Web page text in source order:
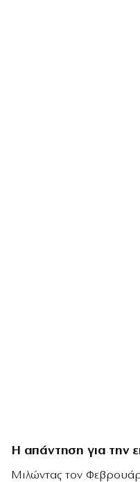
Η απάντηση για την
Μιλώντας τον